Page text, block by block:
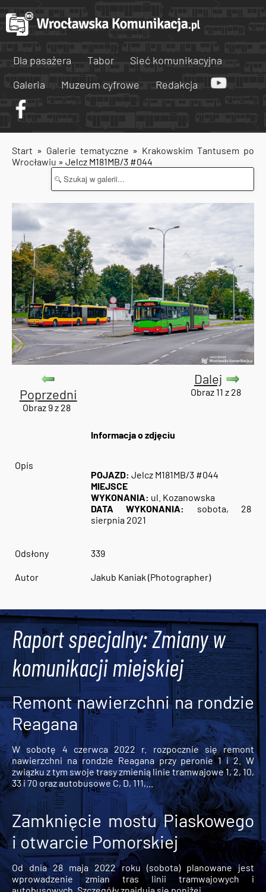
Dla pasażera Tabor
Sieć komunikacyjna
Galeria
Muzeum cyfrowe Redakcja
Start » Galerie tematyczne » Krakowskim Tantusem po
Wrocławiu » Jelcz M181MB/3 #044
Poprzedni
Obraz 9 z 28
Dalej
Obraz 11 z 28
Informacja o zdjęciu
Opis
POJAZD: Jelcz M181MB/3 #044
MIEJSCE
WYKONANIA: ul. Kozanowska
DATA WYKONANIA:
sobota, 28
sierpnia 2021
Odsłony 339
Autor Jakub Kaniak (Photographer)
Raport specjalny: Zmiany w
komunikacji miejskiej
Remont nawierzchni na rondzie
Reagana
W sobotę 4 czerwca 2022 r. rozpocznie się remont
nawierzchni na rondzie Reagana przy peronie 1 i 2. W
związku z tym swoje trasy zmienią linie tramwajowe 1, 2, 10,
33 i 70 oraz autobusowe C, D, 111,...
Zamknięcie mostu Piaskowego
i otwarcie Pomorskiej
Od dnia 28 maja 2022 roku (sobota) planowane jest
wprowadzenie zmian tras linii tramwajowych i